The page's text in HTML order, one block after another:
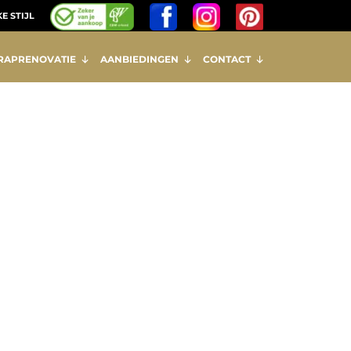
STIJL
AANBIEDINGEN CONTACT